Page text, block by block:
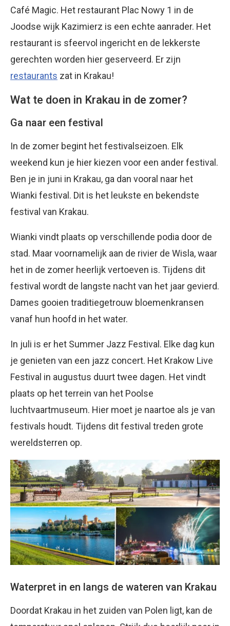
Café Magic. Het restaurant Plac Nowy 1 in de
Joodse wijk Kazimierz is een echte aanrader. Het
restaurant is sfeervol ingericht en de lekkerste
gerechten worden hier geserveerd. Er zijn
restaurants zat in Krakau!
Wat te doen in Krakau in de zomer?
Ga naar een festival
In de zomer begint het festivalseizoen. Elk
weekend kun je hier kiezen voor een ander festival.
Ben je in juni in Krakau, ga dan vooral naar het
Wianki festival. Dit is het leukste en bekendste
festival van Krakau.
Wianki vindt plaats op verschillende podia door de
stad. Maar voornamelijk aan de rivier de Wisla, waar
het in de zomer heerlijk vertoeven is. Tijdens dit
festival wordt de langste nacht van het jaar gevierd.
Dames gooien traditiegetrouw bloemenkransen
vanaf hun hoofd in het water.
In juli is er het Summer Jazz Festival. Elke dag kun
je genieten van een jazz concert. Het Krakow Live
Festival in augustus duurt twee dagen. Het vindt
plaats op het terrein van het Poolse
luchtvaartmuseum. Hier moet je naartoe als je van
festivals houdt. Tijdens dit festival treden grote
wereldsterren op.
Waterpret in en langs de wateren van Krakau
Doordat Krakau in het zuiden van Polen ligt, kan de